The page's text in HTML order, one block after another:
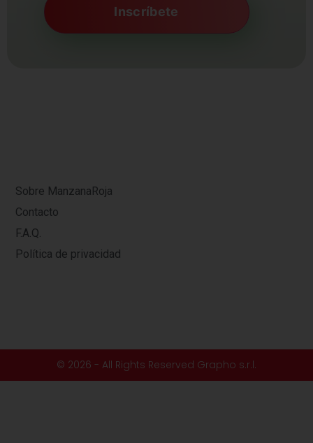
Sobre ManzanaRoja
Contacto
F.A.Q.
Política de privacidad
© 2026 - All Rights Reserved Grapho s.r.l.